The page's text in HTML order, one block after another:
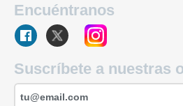
Encuéntranos
Suscríbete a nuestras